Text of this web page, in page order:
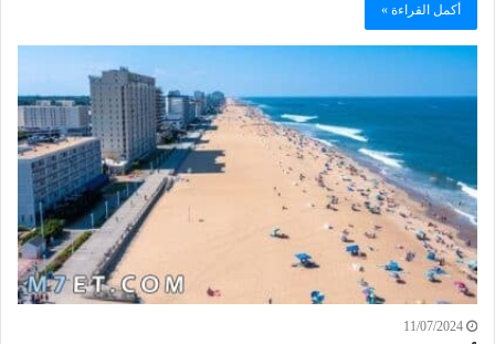
أكمل القراءة »
11/07/2024